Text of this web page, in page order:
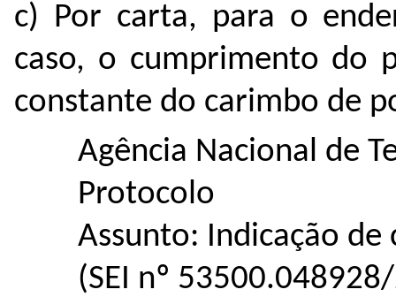
c) Por carta, para o
caso, o cumprimento do
constante do carimbo de
Agência Nacional de
Protocolo
Assunto: Indicação de
(SEI nº